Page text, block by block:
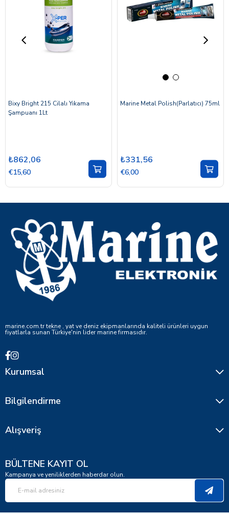
Bixy Bright 215 Cilalı Yıkama
Şampuanı 1Lt
₺862,06
€15,60
Marine Metal Polish(Parlatıcı) 75ml
₺331,56
€6,00
marine.com.tr tekne , yat ve deniz ekipmanlarında kaliteli ürünleri uygun
fiyatlarla sunan Türkiye'nin lider marine firmasıdır.
Kurumsal
Bilgilendirme
Alışveriş
BÜLTENE KAYIT OL
Kampanya ve yeniliklerden haberdar olun.